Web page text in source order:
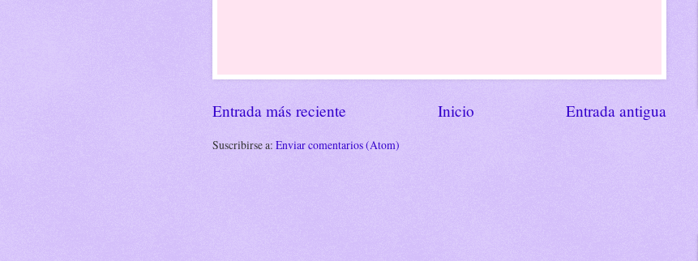
Entrada más reciente Entrada antigua
Inicio
Suscribirse a: Enviar comentarios (Atom)